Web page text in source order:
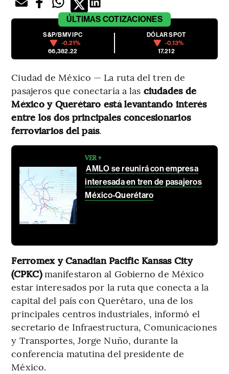
ÚLTIMAS COTIZACIONES
S&P/BMV IPC
-0.21%
66,382.22
DÓLAR SPOT
-0.13%
17.212
Ciudad de México — La ruta del tren de
pasajeros que conectaría a las ciudades de
México y Querétaro está levantando interés
entre los dos principales concesionarios
ferroviarios del país.
VER +
AMLO se reunirá con empresa
interesada en tren de pasajeros
México-Querétaro
Ferromex y Canadian Pacific Kansas City
(CPKC)manifestaron al Gobierno de México
estar interesados por la ruta que conecta a la
capital del país con Querétaro, una de los
principales centros industriales, informó el
secretario de Infraestructura, Comunicaciones
y Transportes, Jorge Nuño, durante la
conferencia matutina del presidente de
México.